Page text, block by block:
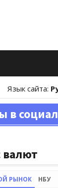
Язык сайта:
в
валют
РЫНОК НБУ